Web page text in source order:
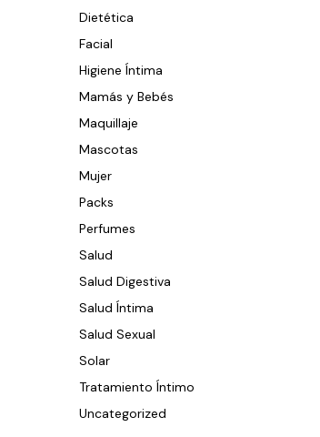
Dietética
Facial
Higiene Íntima
Mamás y Bebés
Maquillaje
Mascotas
Mujer
Packs
Perfumes
Salud
Salud Digestiva
Salud Íntima
Salud Sexual
Solar
Tratamiento Íntimo
Uncategorized